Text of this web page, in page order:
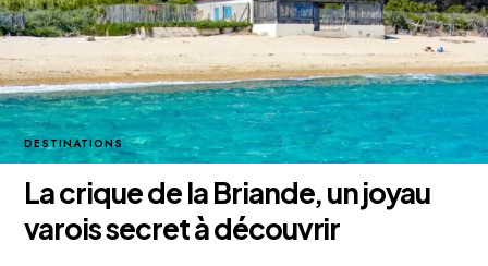
DESTINATIONS
La crique de la Briande, un joyau
varois secret à découvrir